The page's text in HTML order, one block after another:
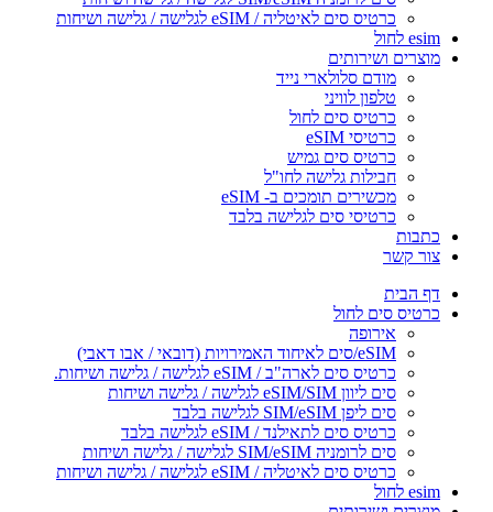
כרטיס סים לאיטליה / eSIM לגלישה / גלישה ושיחות
esim לחול
מוצרים ושירותים
מודם סלולארי נייד
טלפון לוויני
כרטיס סים לחול
כרטיסי eSIM
כרטיס סים גמיש
חבילות גלישה לחו"ל
מכשירים תומכים ב- eSIM
כרטיסי סים לגלישה בלבד
כתבות
צור קשר
דף הבית
כרטיס סים לחול
אירופה
eSIM/סים לאיחוד האמירויות (דובאי / אבו דאבי)
כרטיס סים לארה"ב / eSIM לגלישה / גלישה ושיחות.
סים ליוון eSIM/SIM לגלישה / גלישה ושיחות
סים ליפן SIM/eSIM לגלישה בלבד
כרטיס סים לתאילנד / eSIM לגלישה בלבד
סים לרומניה SIM/eSIM לגלישה / גלישה ושיחות
כרטיס סים לאיטליה / eSIM לגלישה / גלישה ושיחות
esim לחול